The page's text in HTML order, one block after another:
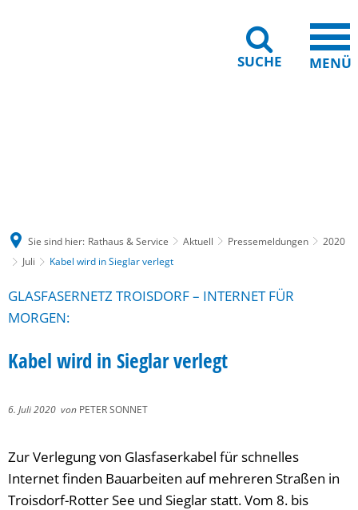
SUCHE MENÜ
Sie sind hier: Rathaus & Service Aktuell Pressemeldungen
2020
Juli
Kabel wird in Sieglar verlegt
GLASFASERNETZ TROISDORF – INTERNET FÜR
MORGEN:
Kabel wird in Sieglar verlegt
6. Juli 2020 von PETER SONNET
Zur Verlegung von Glasfaserkabel für schnelles
Internet finden Bauarbeiten auf mehreren Straßen in
Troisdorf-Rotter See und Sieglar statt. Vom 8. bis